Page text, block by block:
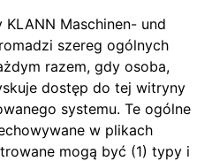
Maschinen- und
szereg ogólnych
razem, gdy osoba,
dostęp do tej witryny
systemu. Te ogólne
w plikach
mogą być (1) typy i